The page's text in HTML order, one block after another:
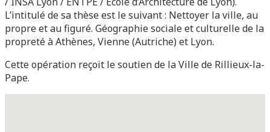
L’intitulé de sa thèse est le suivant : Nettoyer la ville, au
propre et au figuré. Géographie sociale et culturelle de la
propreté à Athènes, Vienne (Autriche) et Lyon.
Cette opération reçoit le soutien de la Ville de Rillieux-la-
Pape.